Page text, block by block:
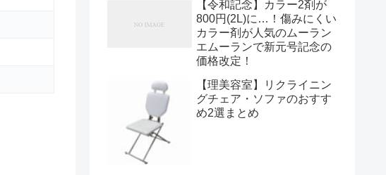
【令和記念】カラー2剤が
800円(2L)に…！傷みにくい
カラー剤が人気のムーラン
エムーランで新元号記念の
価格改定！
【理美容室】リクライニン
グチェア・ソファのおすす
め2選まとめ